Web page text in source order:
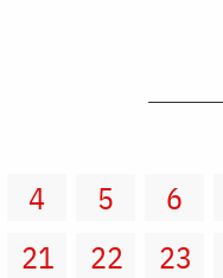
4 5 6
21 22 23